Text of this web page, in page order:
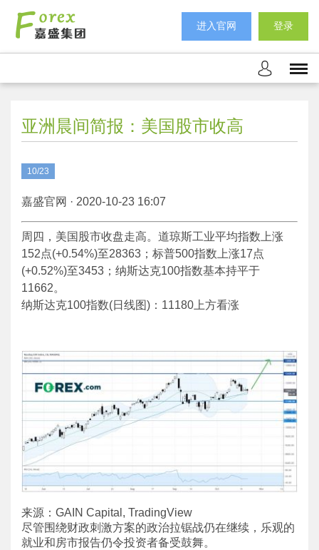
进入官网 登录
亚洲晨间简报：美国股市收高
10/23
嘉盛官网 · 2020-10-23 16:07
周四，美国股市收盘走高。道琼斯工业平均指数上涨
152点(+0.54%)至28363；标普500指数上涨17点
(+0.52%)至3453；纳斯达克100指数基本持平于
11662。
纳斯达克100指数(日线图)：11180上方看涨
来源：GAIN Capital, TradingView
尽管围绕财政刺激方案的政治拉锯战仍在继续，乐观的
就业和房市报告仍令投资者备受鼓舞。